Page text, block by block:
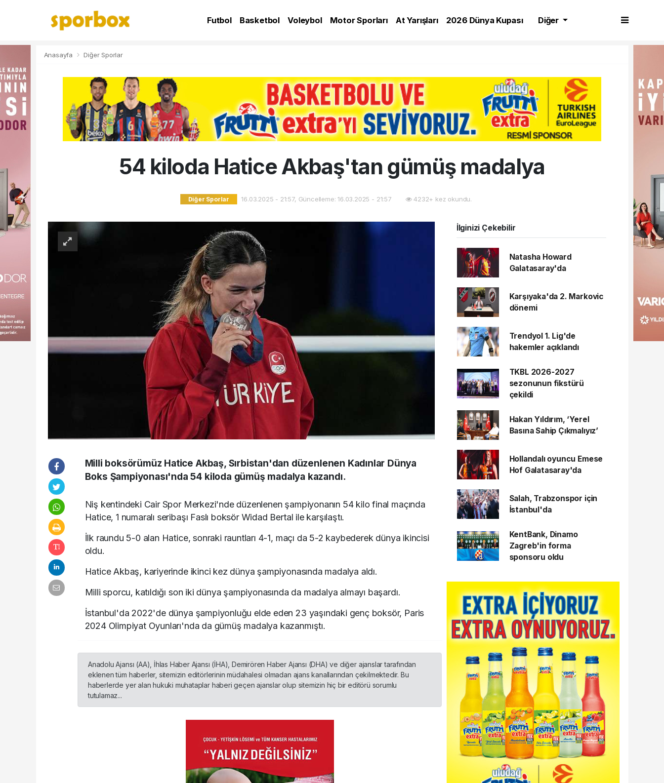
Futbol Basketbol Voleybol Motor Sporları At Yarışları
2026 Dünya Kupası
Diğer
Anasayfa Diğer Sporlar
54 kiloda Hatice Akbaş'tan gümüş madalya
Diğer Sporlar 16.03.2025 - 21:57, Güncelleme: 16.03.2025 - 21:57 4232+ kez okundu.
Milli boksörümüz Hatice Akbaş, Sırbistan'dan düzenlenen Kadınlar Dünya
Boks Şampiyonası'nda 54 kiloda gümüş madalya kazandı.
Niş kentindeki Cair Spor Merkezi'nde düzenlenen şampiyonanın 54 kilo final maçında
Hatice, 1 numaralı seribaşı Faslı boksör Widad Bertal ile karşılaştı.
İlk raundu 5-0 alan Hatice, sonraki rauntları 4-1, maçı da 5-2 kaybederek dünya ikincisi
oldu.
Hatice Akbaş, kariyerinde ikinci kez dünya şampiyonasında madalya aldı.
Milli sporcu, katıldığı son iki dünya şampiyonasında da madalya almayı başardı.
İstanbul'da 2022'de dünya şampiyonluğu elde eden 23 yaşındaki genç boksör, Paris
2024 Olimpiyat Oyunları'nda da gümüş madalya kazanmıştı.
Anadolu Ajansı (AA), İhlas Haber Ajansı (İHA), Demirören Haber Ajansı (DHA) ve diğer ajanslar tarafından
eklenen tüm haberler, sitemizin editörlerinin müdahalesi olmadan ajans kanallarından çekilmektedir. Bu
haberlerde yer alan hukuki muhataplar haberi geçen ajanslar olup sitemizin hiç bir editörü sorumlu
tutulamaz...
İlginizi Çekebilir
Natasha Howard
Galatasaray'da
Karşıyaka'da 2. Markovic
dönemi
Trendyol 1. Lig'de
hakemler açıklandı
TKBL 2026-2027
sezonunun fikstürü
çekildi
Hakan Yıldırım, ‘Yerel
Basına Sahip Çıkmalıyız’
Hollandalı oyuncu Emese
Hof Galatasaray'da
Salah, Trabzonspor için
İstanbul'da
KentBank, Dinamo
Zagreb'in forma
sponsoru oldu